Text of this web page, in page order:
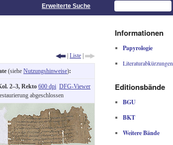
Erweiterte Suche
| Liste |
(siehe Nutzungshinweise):
2–3, Rekto 600 dpi DFG-Viewer
abgeschlossen
Informationen
Papyrologie
Literaturabkürzungen
Editionsbände
BGU
BKT
Weitere Bände